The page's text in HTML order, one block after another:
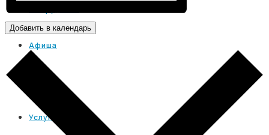
Афиша
Услуги
Добавить в календарь